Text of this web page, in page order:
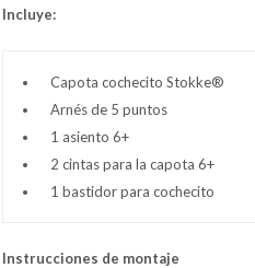
Incluye:
Capota cochecito Stokke®
Arnés de 5 puntos
1 asiento 6+
2 cintas para la capota 6+
1 bastidor para cochecito
Instrucciones de montaje